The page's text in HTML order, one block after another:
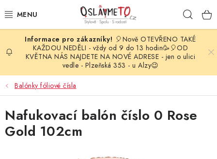
na
OSLAVA NAROZENIN
STYLOVÁ PARTY
DEKORACE A VÝZDOBA
BALÓNKY
🎈Nově OTEVŘENO TAKÉ
KAŽDOU NEDĚLI - vždy od 9 do 13 hodin🥳🎈OD
KVĚTNA NÁS NAJDETE NA NOVÉ ADRESE - jen o ulici
vedle - Plzeňská 353 - u Alzy😉
Balónky fóliové čísla
Nafukovací balón číslo 0 Rose
Gold 102cm